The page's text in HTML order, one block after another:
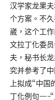
汉学家龙果
个方案。不
崴，这个工
文拉丁化委
夫，秘书长
究并参考了
上拟成“中
丁化例句—-“